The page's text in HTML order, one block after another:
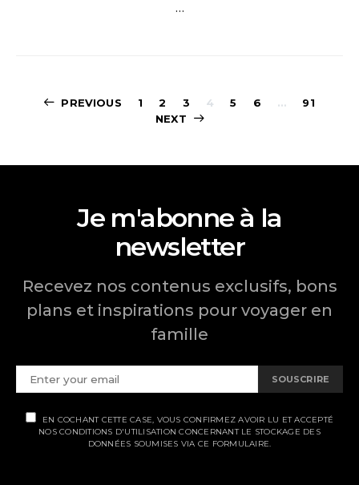
…
Pagination
publications
PREVIOUS 1 2 3 4 5 6 …
91
NEXT
Je m'abonne à la
newsletter
Recevez nos contenus exclusifs, bons
plans et inspirations pour voyager en
famille
SOUSCRIRE
EN COCHANT CETTE CASE, VOUS CONFIRMEZ AVOIR LU ET ACCEPTÉ
NOS CONDITIONS D'UTILISATION CONCERNANT LE STOCKAGE DES
DONNÉES SOUMISES VIA CE FORMULAIRE.